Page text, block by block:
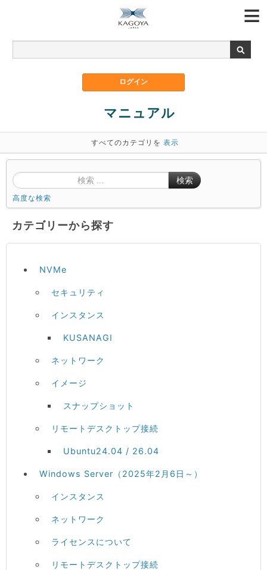
マニュアル
すべてのカテゴリを 表示
検索
高度な検索
カテゴリーから探す
NVMe
セキュリティ
インスタンス
KUSANAGI
ネットワーク
イメージ
スナップショット
リモートデスクトップ接続
Ubuntu24.04 / 26.04
Windows Server（2025年2月6日～）
インスタンス
ネットワーク
ライセンスについて
リモートデスクトップ接続